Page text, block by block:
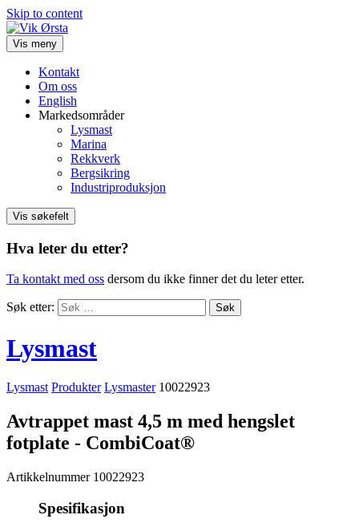
Skip to content
Vis meny
Kontakt
Om oss
English
Markedsområder
Lysmast
Marina
Rekkverk
Bergsikring
Industriproduksjon
Vis søkefelt
Hva leter du etter?
Ta kontakt med oss dersom du ikke finner det du leter etter.
Søk etter:
Lysmast
Lysmast Produkter Lysmaster 10022923
Avtrappet mast 4,5 m med hengslet
fotplate - CombiCoat®
Artikkelnummer 10022923
Spesifikasjon